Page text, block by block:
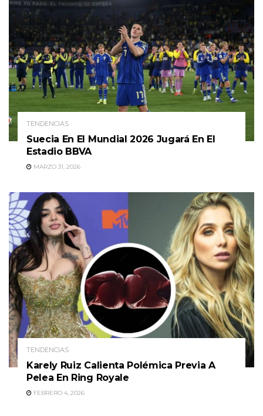
TENDENCIAS
Suecia En El Mundial 2026 Jugará En El
Estadio BBVA
MARZO 31, 2026
TENDENCIAS
Karely Ruiz Calienta Polémica Previa A
Pelea En Ring Royale
FEBRERO 4, 2026